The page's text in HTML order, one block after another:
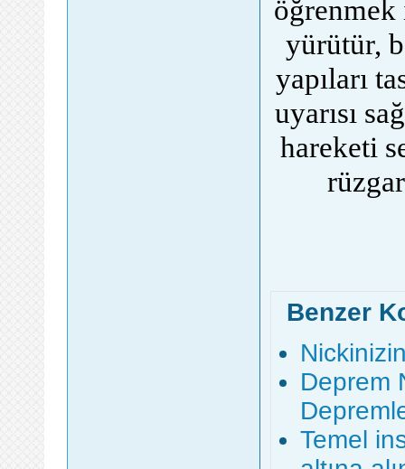
öğrenmek
yürütür,
yapıları
uyarısı
hareketi
Benzer
Deprem
Temel